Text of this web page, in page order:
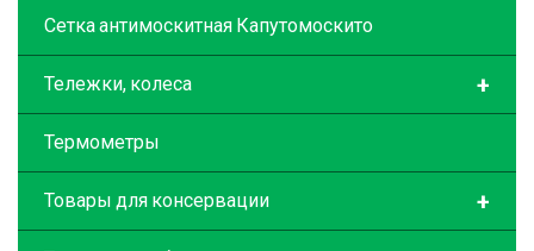
Сетка антимоскитная Капутомоскито
+
Тележки, колеса
Термометры
+
Товары для консервации